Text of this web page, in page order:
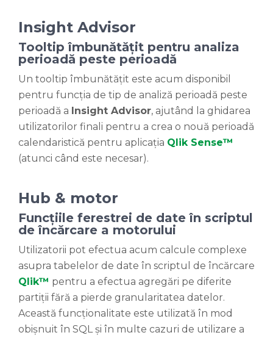
Insight Advisor
Tooltip îmbunătățit pentru analiza
perioadă peste perioadă
Un tooltip îmbunătățit este acum disponibil
pentru funcția de tip de analiză perioadă peste
perioadă a Insight Advisor, ajutând la ghidarea
utilizatorilor finali pentru a crea o nouă perioadă
calendaristică pentru aplicația Qlik Sense™
(atunci când este necesar).
Hub & motor
Funcțiile ferestrei de date în scriptul
de încărcare a motorului
Utilizatorii pot efectua acum calcule complexe
asupra tabelelor de date în scriptul de încărcare
Qlik™ pentru a efectua agregări pe diferite
partiții fără a pierde granularitatea datelor.
Această funcționalitate este utilizată în mod
obișnuit în SQL și în multe cazuri de utilizare a